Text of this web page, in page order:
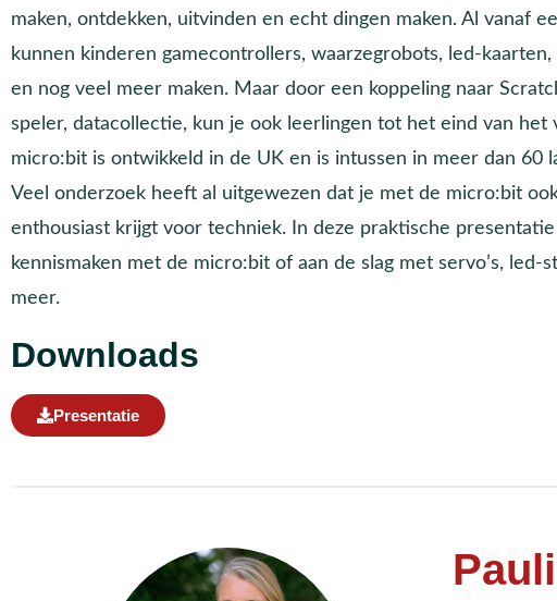
maken, ontdekken, uitvinden en echt dingen maken. Al vanaf
kunnen kinderen gamecontrollers, waarzegrobots, led-kaarten,
en nog veel meer maken. Maar door een koppeling naar
speler, datacollectie, kun je ook leerlingen tot het eind van het
micro:bit is ontwikkeld in de UK en is intussen in meer dan 60
Veel onderzoek heeft al uitgewezen dat je met de micro:bit
enthousiast krijgt voor techniek. In deze praktische
kennismaken met de micro:bit of aan de slag met servo’s, led-
meer.
Downloads
Presentatie